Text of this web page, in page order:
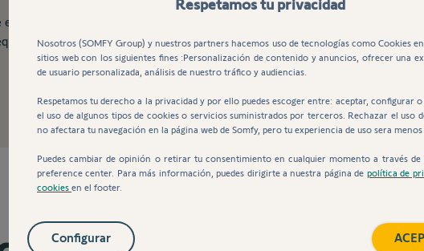
marco, el módulo y montaje en la pared.
coneción ya que está equipada con radio tecnología Somfy. Su
Respetamos tu privacidad
Nosotros (SOMFY Group) y nuestros partners hacemos uso de tecnologías como Cookies
sitios web con los siguientes fines :Personalización de contenido y anuncios, ofrecer una
de usuario personalizada, análisis de nuestro tráfico y audiencias.
Respetamos tu derecho a la privacidad y por ello puedes escoger entre: aceptar, configurar
el uso de algunos tipos de cookies o servicios suministrados por terceros. Rechazar el uso
no afectara tu navegación en la página web de Somfy, pero tu experiencia de uso sera menos
Puedes cambiar de opinión o retirar tu consentimiento en cualquier momento a través de
preference center. Para más información, puedes dirigirte a nuestra página de política de
cookies en el footer.
Configurar